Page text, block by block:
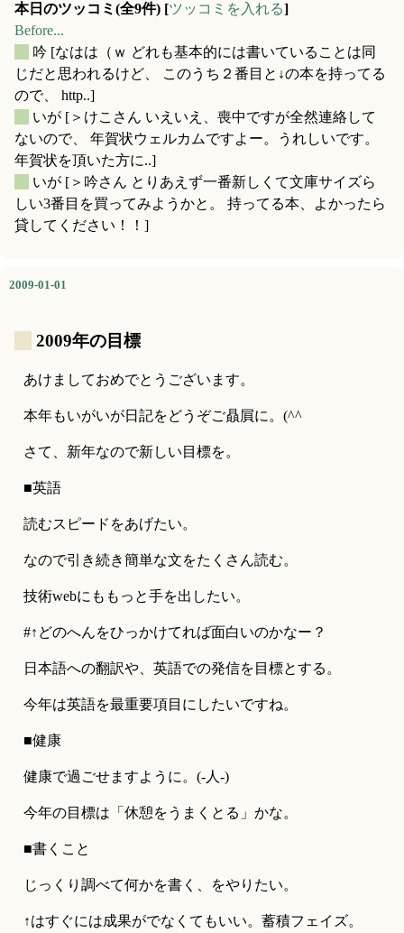
本日のツッコミ(全9件) [ツッコミを入れる]
Before...
吟 [なはは（ｗ どれも基本的には書いていることは同
じだと思われるけど、 このうち２番目と↓の本を持ってる
ので、 http..]
いが [＞けこさん いえいえ、喪中ですが全然連絡して
ないので、 年賀状ウェルカムですよー。うれしいです。
年賀状を頂いた方に..]
いが [＞吟さん とりあえず一番新しくて文庫サイズら
しい3番目を買ってみようかと。 持ってる本、よかったら
貸してください！！]
2009-01-01
2009年の目標
あけましておめでとうございます。
本年もいがいが日記をどうぞご贔屓に。(^^ゞ
さて、新年なので新しい目標を。
■英語
読むスピードをあげたい。
なので引き続き簡単な文をたくさん読む。
技術webにももっと手を出したい。
#↑どのへんをひっかけてれば面白いのかなー？
日本語への翻訳や、英語での発信を目標とする。
今年は英語を最重要項目にしたいですね。
■健康
健康で過ごせますように。(-人-)
今年の目標は「休憩をうまくとる」かな。
■書くこと
じっくり調べて何かを書く、をやりたい。
↑はすぐには成果がでなくてもいい。蓄積フェイズ。